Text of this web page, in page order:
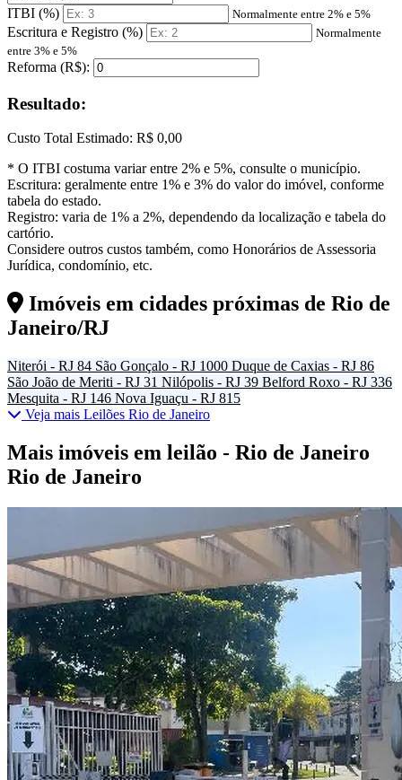
ITBI (%) Normalmente entre 2% e 5%
Escritura e Registro (%)
Normalmente
entre 3% e 5%
Reforma (R$):
Resultado:
Custo Total Estimado: R$ 0,00
* O ITBI costuma variar entre 2% e 5%, consulte o município.
Escritura: geralmente entre 1% e 3% do valor do imóvel, conforme
tabela do estado.
Registro: varia de 1% a 2%, dependendo da localização e tabela do
cartório.
Considere outros custos também, como Honorários de Assessoria
Jurídica, condomínio, etc.
Imóveis em cidades próximas de Rio de
Janeiro/RJ
Niterói - RJ 84 São Gonçalo - RJ 1000 Duque de Caxias - RJ 86
São João de Meriti - RJ 31 Nilópolis - RJ 39 Belford Roxo - RJ 336
Mesquita - RJ 146 Nova Iguaçu - RJ 815
Veja mais Leilões Rio de Janeiro
Mais imóveis em leilão - Rio de Janeiro
Rio de Janeiro